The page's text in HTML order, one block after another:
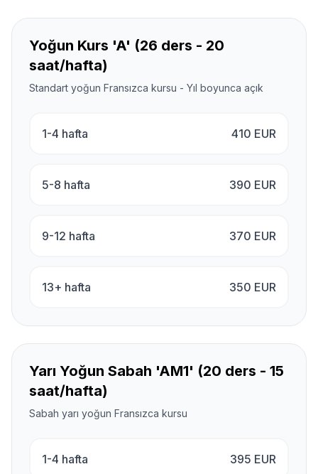
Yoğun Kurs 'A' (26 ders - 20
saat/hafta)
Standart yoğun Fransızca kursu - Yıl boyunca açık
1-4 hafta 410 EUR
5-8 hafta 390 EUR
9-12 hafta 370 EUR
13+ hafta 350 EUR
Yarı Yoğun Sabah 'AM1' (20 ders - 15
saat/hafta)
Sabah yarı yoğun Fransızca kursu
1-4 hafta 395 EUR